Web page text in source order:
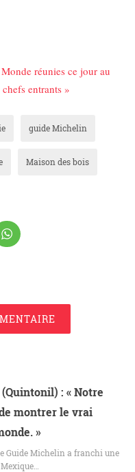
réunies ce jour au
entrants »
guide Michelin
Maison des bois
: « Notre
montrer le vrai
»
Guide Michelin a franchi une